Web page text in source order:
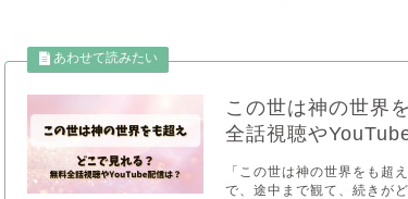
この世は神の世界
全話視聴や
「この世は神の世界をも超
で、途中まで観て、続きが